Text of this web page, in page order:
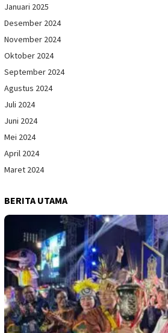
Januari 2025
Desember 2024
November 2024
Oktober 2024
September 2024
Agustus 2024
Juli 2024
Juni 2024
Mei 2024
April 2024
Maret 2024
BERITA UTAMA